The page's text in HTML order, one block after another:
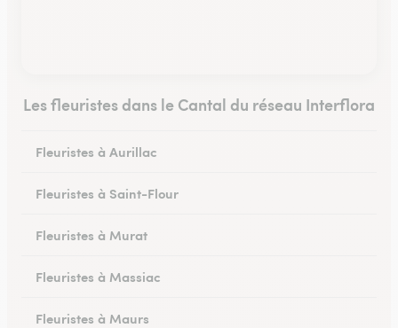
Les fleuristes dans le Cantal du réseau Interflora
Fleuristes à Aurillac
Fleuristes à Saint-Flour
Fleuristes à Murat
Fleuristes à Massiac
Fleuristes à Maurs